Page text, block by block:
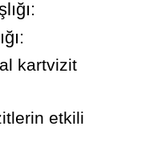
kartvizit
etkili